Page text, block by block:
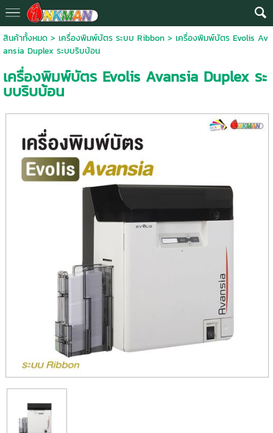
สินค้าทั้งหมด> เครื่องพิมพ์บัตร ระบบ Ribbon> เครื่องพิมพ์บัตร Evolis Av
ansia Duplex ระบบริบบ้อน
เครื่องพิมพ์บัตร Evolis Avansia Duplex ระ
บบริบบ้อน